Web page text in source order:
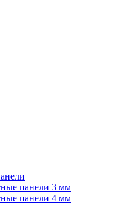
панели 3 мм
панели 4 мм